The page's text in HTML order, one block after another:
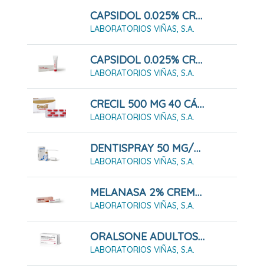
CAPSIDOL 0.025% CREMA 30 G
LABORATORIOS VIÑAS, S.A.
CAPSIDOL 0.025% CREMA 60 G
LABORATORIOS VIÑAS, S.A.
CRECIL 500 MG 40 CÁPSULAS
LABORATORIOS VIÑAS, S.A.
DENTISPRAY 50 MG/ML SOLUCIÓN DENTAL 5 ML
LABORATORIOS VIÑAS, S.A.
MELANASA 2% CREMA 15 G
LABORATORIOS VIÑAS, S.A.
ORALSONE ADULTOS 2.5 MG 12 COMPRIMIDOS PARA CHUPAR
LABORATORIOS VIÑAS, S.A.